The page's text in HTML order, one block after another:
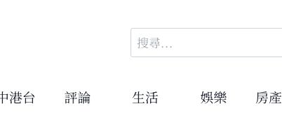
搜
尋
鍵
港台 評論 生活 娛樂 房產